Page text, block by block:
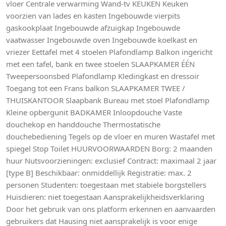
vloer Centrale verwarming Wand-tv KEUKEN Keuken
voorzien van lades en kasten Ingebouwde vierpits
gaskookplaat Ingebouwde afzuigkap Ingebouwde
vaatwasser Ingebouwde oven Ingebouwde koelkast en
vriezer Eettafel met 4 stoelen Plafondlamp Balkon ingericht
met een tafel, bank en twee stoelen SLAAPKAMER ÉÉN
Tweepersoonsbed Plafondlamp Kledingkast en dressoir
Toegang tot een Frans balkon SLAAPKAMER TWEE /
THUISKANTOOR Slaapbank Bureau met stoel Plafondlamp
Kleine opbergunit BADKAMER Inloopdouche Vaste
douchekop en handdouche Thermostatische
douchebediening Tegels op de vloer en muren Wastafel met
spiegel Stop Toilet HUURVOORWAARDEN Borg: 2 maanden
huur Nutsvoorzieningen: exclusief Contract: maximaal 2 jaar
[type B] Beschikbaar: onmiddellijk Registratie: max. 2
personen Studenten: toegestaan met stabiele borgstellers
Huisdieren: niet toegestaan Aansprakelijkheidsverklaring
Door het gebruik van ons platform erkennen en aanvaarden
gebruikers dat Hausing niet aansprakelijk is voor enige